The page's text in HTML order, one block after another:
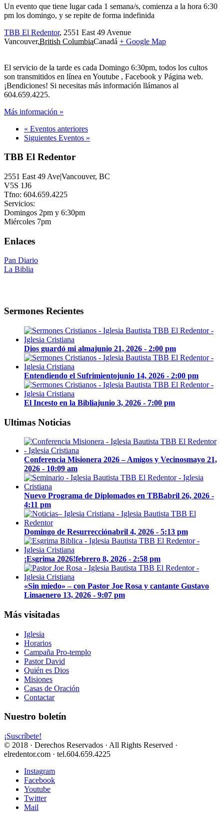
Un evento que tiene lugar cada 1 semana/s, comienza a la hora 6:30
pm los domingo, y se repite de forma indefinida
TBB El Redentor, 2551 East 49 Avenue
Vancouver,British ColumbiaCanadá + Google Map
El servicio de la tarde es cada Domingo 6:30pm, todos los cultos
son transmitidos en línea en Youtube , Facebook y Página web.
¡Bendiciones! Si necesitas más información llámanos al
604.659.4225.
Más información »
« Eventos anteriores
Siguientes Eventos »
TBB El Redentor
2551 East 49 Ave|Vancouver, BC
V5S 1J6
Tfno: 604.659.4225
Servicios:
Domingos 2pm y 6:30pm
Miércoles 7pm
Enlaces
Pan Diario
La Biblia
Sermones Recientes
Dios guardó mi almajunio 21, 2026 - 2:00 pm
Entendiendo el Sufrimientojunio 14, 2026 - 2:00 pm
El Incesto en la Bibliajunio 3, 2026 - 7:00 pm
Ultimas Noticias
Conferencia Misionera 2026 – Amigos y Vecinosmayo 21,
2026 - 10:09 am
Nuevo Programa de Diplomados en TBBabril 26, 2026 -
4:11 pm
Domingo de Resurrecciónabril 4, 2026 - 5:13 pm
¡Esgrima 2026!febrero 8, 2026 - 2:58 pm
«Sin miedo» – con Pastor Joe Rosa y cantante Gustavo
Limaenero 13, 2026 - 9:07 pm
Más visitadas
Iglesia
Horarios
Campaña Pro-templo
Pastor David
Quién es Dios
Misiones
Casas de Oración
Contactar
Nuestro boletín
¡Suscríbete!
© 2018 · Derechos Reservados · All Rights Reserved ·
elredentor.com · tel.604.659.4225
Instagram
Facebook
Youtube
Twitter
Mail